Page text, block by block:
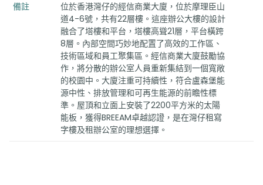
備註
位於香港灣仔的經信商業大廈，位於摩理臣山
道4-6號，共有22層樓。這座辦公大樓的設計
融合了塔樓和平台，塔樓高聳21層，平台橫跨
8層。內部空間巧妙地配置了高效的工作區、
技術區域和員工聚集區。經信商業大廈鼓勵協
作，將分散的辦公室人員重新集結到一個寬敞
的校園中。大廈注重可持續性，符合盧森堡能
源中性、排放管理和可再生能源的前瞻性標
準。屋頂和立面上安裝了2200平方米的太陽
能板，獲得BREEAM卓越認證，是在灣仔租寫
字樓及租辦公室的理想選擇。